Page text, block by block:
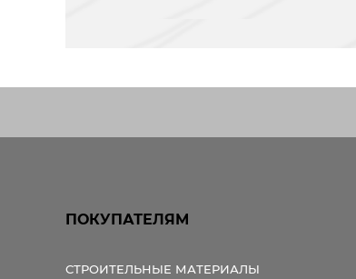
ПОКУПАТЕЛЯМ
СТРОИТЕЛЬНЫЕ МАТЕРИАЛЫ